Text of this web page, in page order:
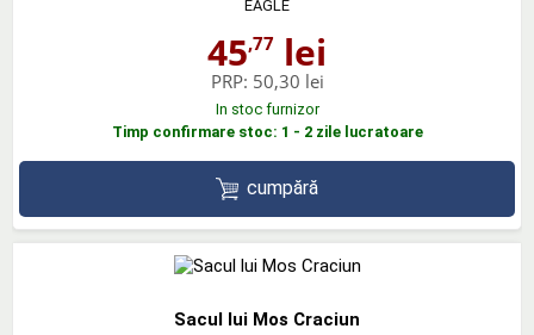
EAGLE
45,77 lei
PRP: 50,30 lei
In stoc furnizor
Timp confirmare stoc: 1 - 2 zile lucratoare
cumpără
Sacul lui Mos Craciun